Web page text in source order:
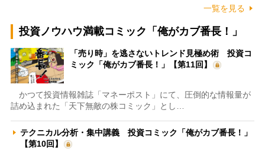
一覧を見る
投資ノウハウ満載コミック「俺がカブ番長！」
「売り時」を逃さないトレンド見極め術 投資コ
ミック「俺がカブ番長！」【第11回】
かつて投資情報雑誌「マネーポスト」にて、圧倒的な情報量が
詰め込まれた「天下無敵の株コミック」とし…
テクニカル分析・集中講義 投資コミック「俺がカブ番長！」
【第10回】